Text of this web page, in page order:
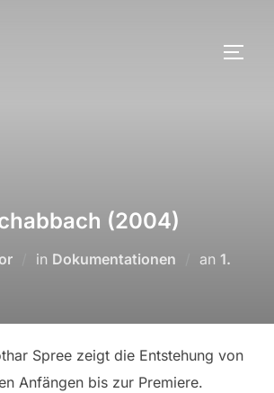
(2004)
in Dokumentationen an 1.
Spree zeigt die Entstehung von
Anfängen bis zur Premiere.